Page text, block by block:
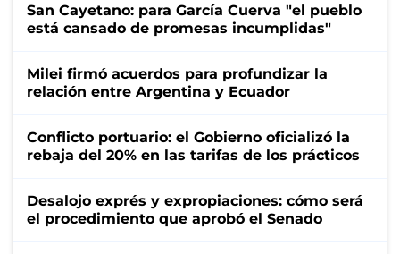
San Cayetano: para García Cuerva "el pueblo
está cansado de promesas incumplidas"
Milei firmó acuerdos para profundizar la
relación entre Argentina y Ecuador
Conflicto portuario: el Gobierno oficializó la
rebaja del 20% en las tarifas de los prácticos
Desalojo exprés y expropiaciones: cómo será
el procedimiento que aprobó el Senado